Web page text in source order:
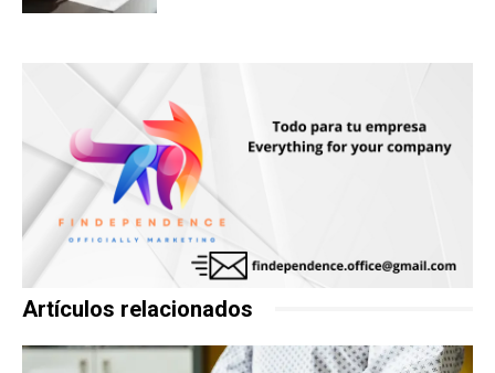
Artículos relacionados